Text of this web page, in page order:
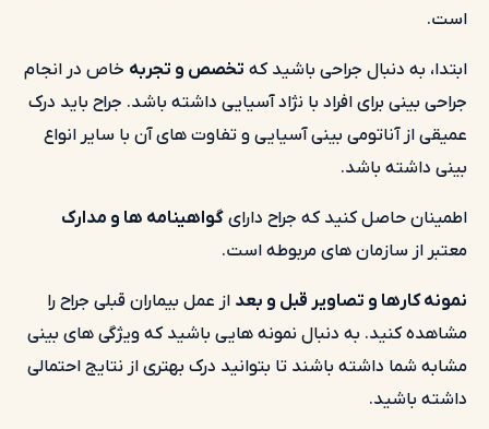
است.
ابتدا، به دنبال جراحی باشید که تخصص و تجربه خاص در انجام
جراحی بینی برای افراد با نژاد آسیایی داشته باشد. جراح باید درک
عمیقی از آناتومی بینی آسیایی و تفاوت های آن با سایر انواع
بینی داشته باشد.
اطمینان حاصل کنید که جراح دارای گواهینامه ها و مدارک
معتبر از سازمان های مربوطه است.
نمونه کارها و تصاویر قبل و بعد از عمل بیماران قبلی جراح را
مشاهده کنید. به دنبال نمونه هایی باشید که ویژگی های بینی
مشابه شما داشته باشند تا بتوانید درک بهتری از نتایج احتمالی
داشته باشید.